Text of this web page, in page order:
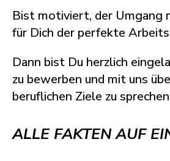
Bist motiviert, der Umgang
für Dich der perfekte
Dann bist Du herzlich
zu bewerben und mit uns
beruflichen Ziele zu
ALLE FAKTEN AUF